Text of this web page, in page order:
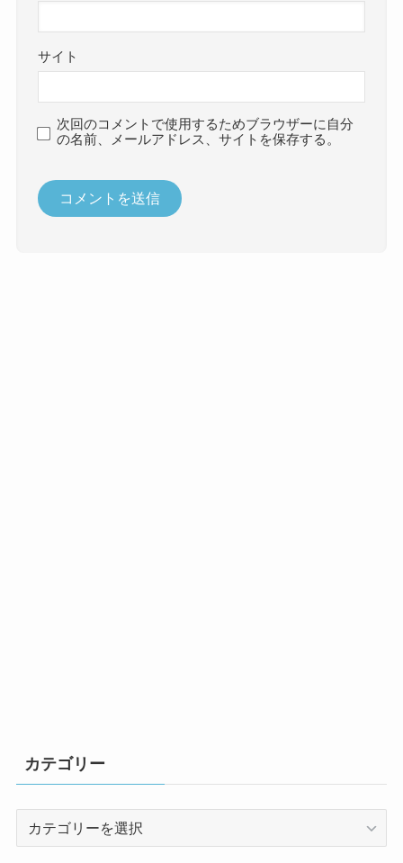
サイト
次回のコメントで使用するためブラウザーに自分
の名前、メールアドレス、サイトを保存する。
カテゴリー